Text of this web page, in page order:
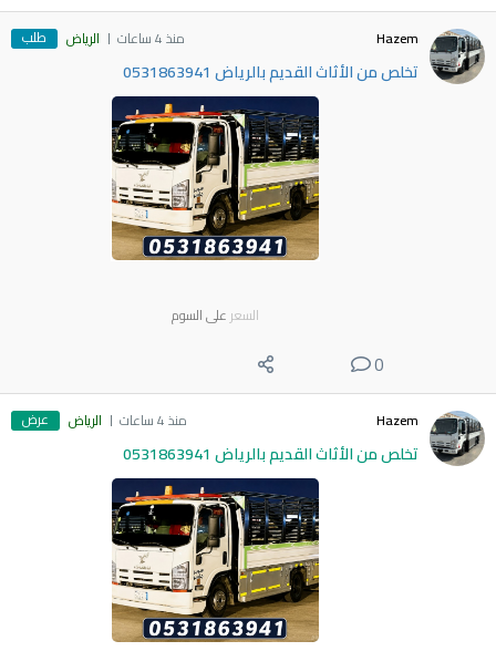
Hazem منذ 4 ساعات الرياض طلب
تخلص من الأثاث القديم بالرياض 0531863941
السعر على السوم
0
Hazem منذ 4 ساعات الرياض عرض
تخلص من الأثاث القديم بالرياض 0531863941